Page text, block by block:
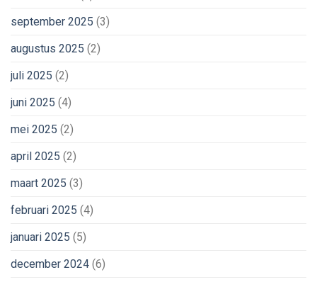
september 2025 (3)
augustus 2025 (2)
juli 2025 (2)
juni 2025 (4)
mei 2025 (2)
april 2025 (2)
maart 2025 (3)
februari 2025 (4)
januari 2025 (5)
december 2024 (6)